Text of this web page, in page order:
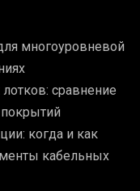
многоуровневой
сравнение
когда и как
кабельных